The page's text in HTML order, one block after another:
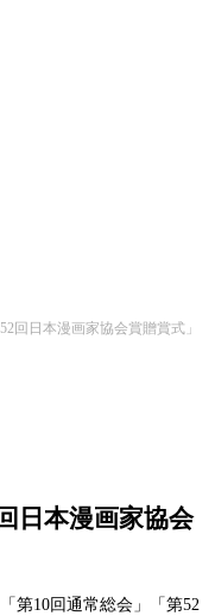
回日本漫画家協会賞贈賞式」
日本漫画家協会
第10回通常総会」「第52